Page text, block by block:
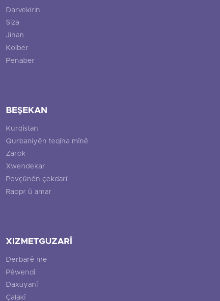
Darvekirin
Siza
Jinan
Kolber
Penaber
BEŞEKAN
Kurdistan
Qurbaniyên teqîna mînê
Zarok
Xwendekar
Pevçûnên çekdarî
Raopr û amar
XIZMETGUZARÎ
Derbarê me
Pêwendî
Daxuyanî
Çalakî